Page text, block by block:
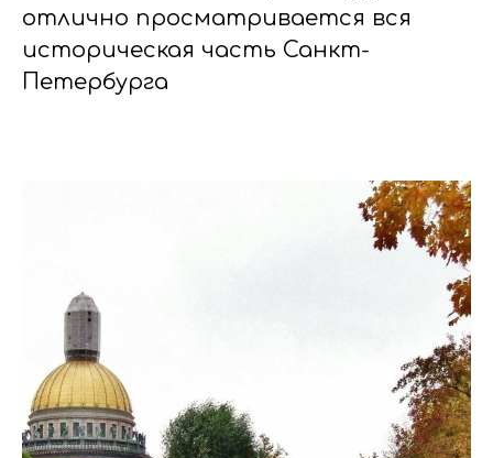
отлично просматривается вся
историческая часть Санкт-
Петербурга